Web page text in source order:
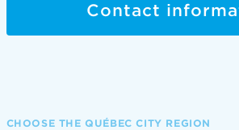
Contact
CHOOSE THE QUÉBEC CITY REGION